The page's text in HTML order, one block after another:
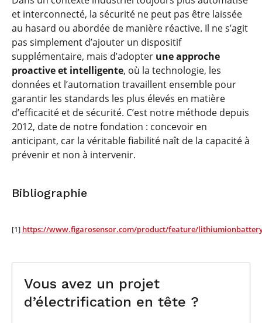
et interconnecté, la sécurité ne peut pas être laissée
au hasard ou abordée de manière réactive. Il ne s’agit
pas simplement d’ajouter un dispositif
supplémentaire, mais d’adopter une approche
proactive et intelligente, où la technologie, les
données et l’automation travaillent ensemble pour
garantir les standards les plus élevés en matière
d’efficacité et de sécurité. C’est notre méthode depuis
2012, date de notre fondation : concevoir en
anticipant, car la véritable fiabilité naît de la capacité à
prévenir et non à intervenir.
Bibliographie
[1] https://www.figarosensor.com/product/feature/
Vous avez un projet
d’électrification en tête ?